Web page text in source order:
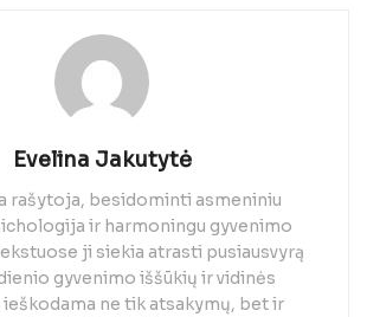
Evelina Jakutytė
rašytoja, besidominti asmeniniu
ir harmoningu gyvenimo
ji siekia atrasti pusiausvyrą
gyvenimo iššūkių ir vidinės
ne tik atsakymų, bet ir